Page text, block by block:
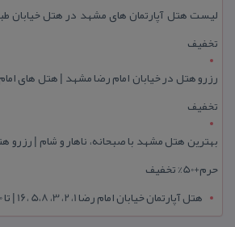
تخفیف
تخفیف
بهترین هتل مشهد با صبحانه، ناهار و شام |
حرم+50% تخفیف
هتل آپارتمان خیابان امام رضا 1، 2، 3، 5،8 ،16 | تا 90 % تخفیف